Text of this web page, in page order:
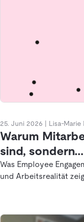
25. Juni 2026 Lisa-Marie
Warum
sind, sondern...
Was Employee
und Arbeitsrealität